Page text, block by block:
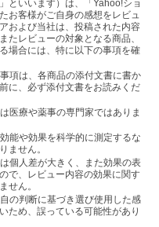
といいます）は、「Yahoo!ショ
お客様がご自身の感想をレビュ
および当社は、投稿された内容
たレビューの対象となる商品、
場合には、特に以下の事項を確
項は、各商品の添付文書に書か
に、必ず添付文書をお読みくだ
医療や薬事の専門家ではありま
能や効果を科学的に測定するな
ません。
個人差が大きく、また効果の表
で、レビュー内容の効果に関す
せん。
の判断に基づき選び使用した感
ため、誤っている可能性があり